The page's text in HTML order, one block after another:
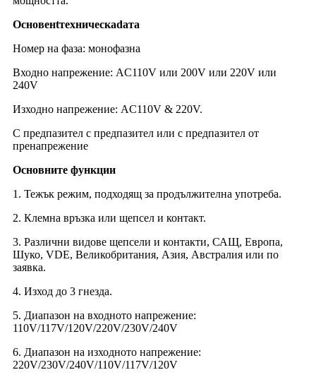
Основенtтехническаdата
Номер на фаза: монофазна
Входно напрежение: AC110V или 200V или 220V или
240V
Изходно напрежение: AC110V & 220V.
С предпазител с предпазител или с предпазител от
пренапрежение
Основните функции
1. Тежък режим, подходящ за продължителна употреба.
2. Клемна връзка или щепсел и контакт.
3. Различни видове щепсели и контакти, САЩ, Европа,
Шуко, VDE, Великобритания, Азия, Австралия или по
заявка.
4. Изход до 3 гнезда.
5. Диапазон на входното напрежение:
110V/117V/120V/220V/230V/240V
6. Диапазон на изходното напрежение:
220V/230V/240V/110V/117V/120V